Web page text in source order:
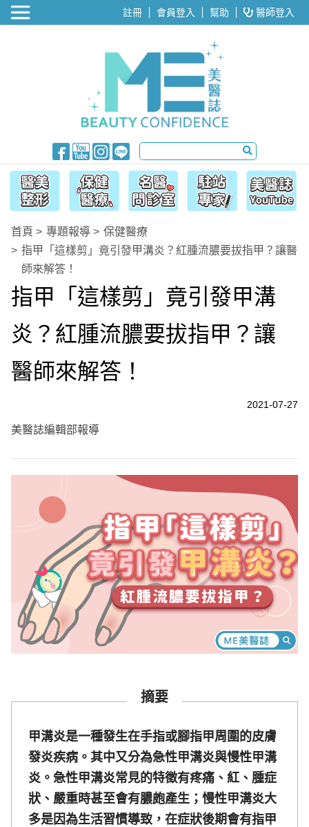
醫美整形 註冊 會員登入 幫助 醫師登入
首頁 專題報導
保健醫療
指甲「這樣剪」竟引發甲溝炎？紅腫流膿要拔指甲？讓醫
師來解答！
指甲「這樣剪」竟引發甲溝
炎？紅腫流膿要拔指甲？讓
醫師來解答！
2021-07-27
美醫誌編輯部報導
摘要
甲溝炎是一種發生在手指或腳指甲周圍的皮膚
發炎疾病。其中又分為急性甲溝炎與慢性甲溝
炎。急性甲溝炎常見的特徵有疼痛、紅、腫症
狀、嚴重時甚至會有膿皰產生；慢性甲溝炎大
多是因為生活習慣導致，在症狀後期會有指甲